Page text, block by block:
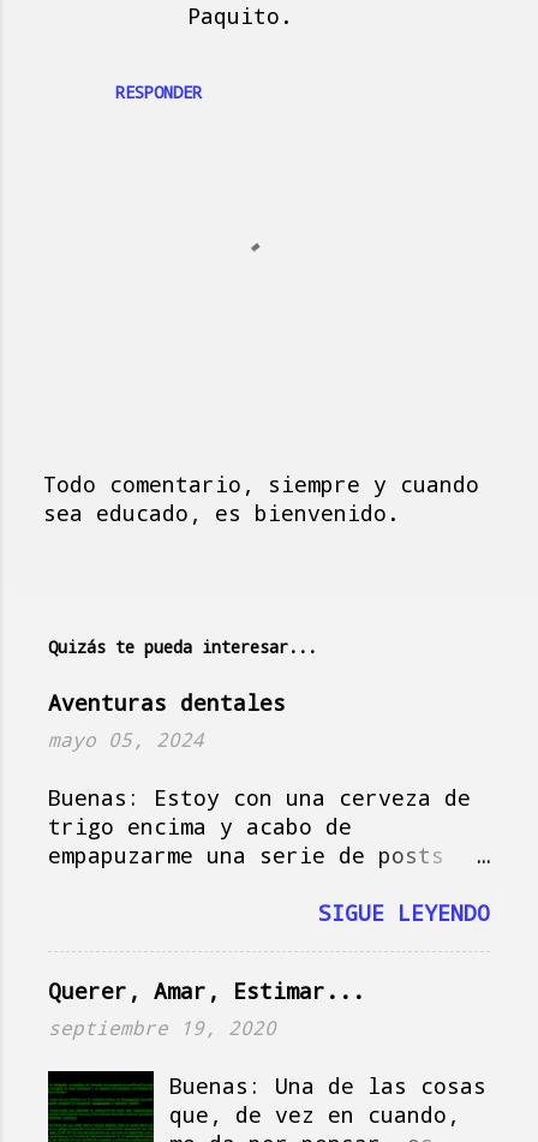
RESPONDER
Paquito.
P
c
r
u
c
o
m
t
r
i
Todo comentario, siempre y cuando
sea educado, es bienvenido.
Quizás te pueda interesar...
Aventuras dentales
mayo 05, 2024
Buenas: Estoy con una cerveza de
trigo encima y acabo de
empapuzarme una serie de posts
como musa del blog, así que vamos
Imagínate la escena: es domingo
en Holanda, es soleado, la tele
Reindeer " mientras la señora
Paquito me mira desconsolada
SIGUE LEYENDO
Querer, Amar, Estimar...
septiembre 19, 2020
Buenas: Una de las cosas
que, de vez en cuando,